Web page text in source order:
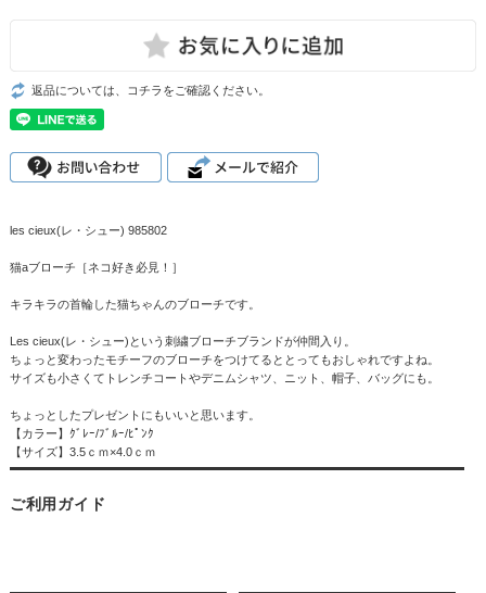
返品については、コチラをご確認ください。
les cieux(レ・シュー) 985802
猫aブローチ［ネコ好き必見！］
キラキラの首輪した猫ちゃんのブローチです。
Les cieux(レ・シュー)という刺繍ブローチブランドが仲間入り。
ちょっと変わったモチーフのブローチをつけてるととってもおしゃれですよね。
サイズも小さくてトレンチコートやデニムシャツ、ニット、帽子、バッグにも。
ちょっとしたプレゼントにもいいと思います。
【カラー】ｸﾞﾚｰ/ﾌﾞﾙｰ/ﾋﾟﾝｸ
【サイズ】3.5ｃｍ×4.0ｃｍ
ご利用ガイド